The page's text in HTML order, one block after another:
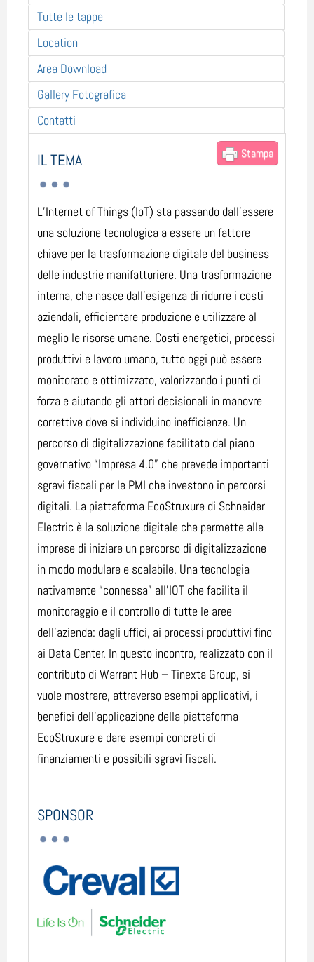
Tutte le tappe
Location
Area Download
Gallery Fotografica
Contatti
Stampa
IL TEMA
L’Internet of Things (IoT) sta passando dall'essere
una soluzione tecnologica a essere un fattore
chiave per la trasformazione digitale del business
delle industrie manifatturiere. Una trasformazione
interna, che nasce dall’esigenza di ridurre i costi
aziendali, efficientare produzione e utilizzare al
meglio le risorse umane. Costi energetici, processi
produttivi e lavoro umano, tutto oggi può essere
monitorato e ottimizzato, valorizzando i punti di
forza e aiutando gli attori decisionali in manovre
correttive dove si individuino inefficienze. Un
percorso di digitalizzazione facilitato dal piano
governativo “Impresa 4.0” che prevede importanti
sgravi fiscali per le PMI che investono in percorsi
digitali. La piattaforma EcoStruxure di Schneider
Electric è la soluzione digitale che permette alle
imprese di iniziare un percorso di digitalizzazione
in modo modulare e scalabile. Una tecnologia
nativamente “connessa” all’IOT che facilita il
monitoraggio e il controllo di tutte le aree
dell’azienda: dagli uffici, ai processi produttivi fino
ai Data Center. In questo incontro, realizzato con il
contributo di Warrant Hub – Tinexta Group, si
vuole mostrare, attraverso esempi applicativi, i
benefici dell’applicazione della piattaforma
EcoStruxure e dare esempi concreti di
finanziamenti e possibili sgravi fiscali.
SPONSOR